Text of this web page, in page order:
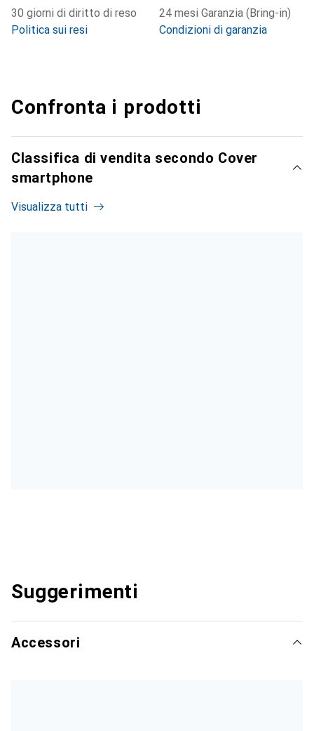
30 giorni di diritto di reso
Politica sui resi
24 mesi Garanzia (Bring-in)
Condizioni di garanzia
Confronta i prodotti
Classifica di vendita secondo Cover
smartphone
Visualizza tutti
Suggerimenti
Accessori